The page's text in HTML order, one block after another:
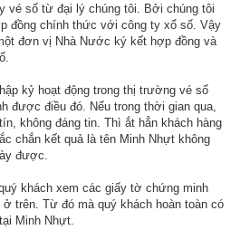
vé số từ đại lý chúng tôi. Bởi chúng tôi
đồng chính thức với công ty xổ số. Vậy
đơn vị Nhà Nước ký kết hợp đồng và
kỷ hoạt động trong thị trường vé số
được điều đó. Nếu trong thời gian qua,
không đáng tin. Thì ắt hẳn khách hàng
chắn kết quả là tên Minh Nhựt không
được.
khách xem các giấy tờ chứng minh
trên. Từ đó mà quý khách hoàn toàn có
tại Minh Nhựt.